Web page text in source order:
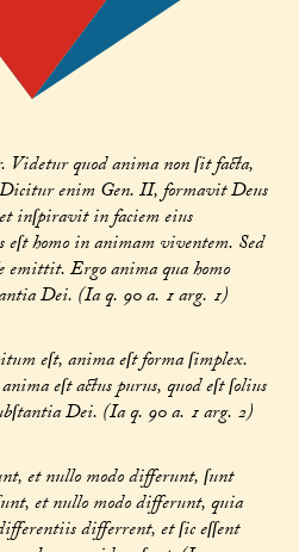
quod anima non ſit facta,
Dicitur enim Gen. II, formavit Deus
inſpiravit in faciem eius
homo in animam viventem. Sed
emittit. Ergo anima qua homo
Dei. (Ia q. 90 a. 1 arg. 1)
eſt, anima eſt forma ſimplex.
eſt actus purus, quod eſt ſolius
Dei. (Ia q. 90 a. 1 arg. 2)
et nullo modo differunt, ſunt
et nullo modo differunt, quia
differrent, et ſic eſſent